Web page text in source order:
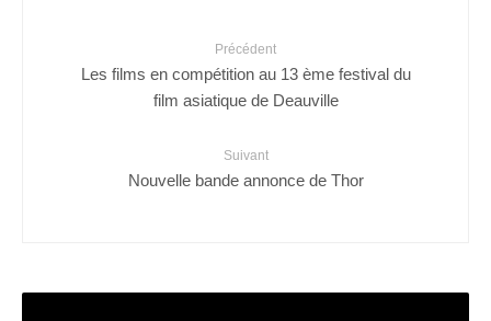
Précédent
Les films en compétition au 13 ème festival du
film asiatique de Deauville
Suivant
Nouvelle bande annonce de Thor